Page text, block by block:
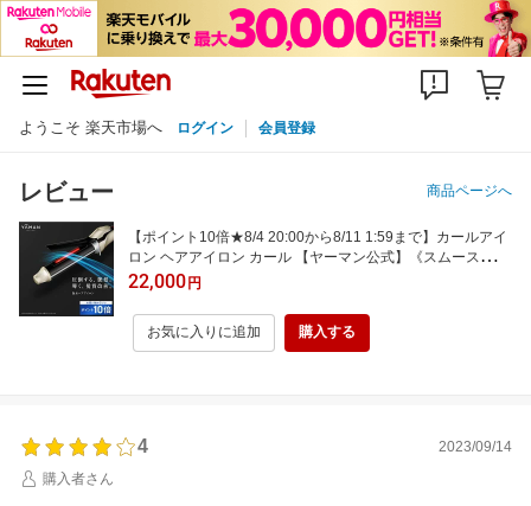
ようこそ 楽天市場へ ログイン 会員登録
レビュー 商品ページへ
【ポイント10倍★8/4 20:00から8/11 1:59まで】カールアイ
ロン ヘアアイロン カール 【ヤーマン公式】《スムースアイ
ロンフォトイオン カール 32mm YJHB1N》ゴールド ホワイ
ト ｜スタイリング 髪の毛 ダメージ軽減 低反発スプリング 3
60°回転コード うるおい 美髪 ギフト
22,000円
お気に入りに追加 購入する
4
2023/09/14
購入者さん